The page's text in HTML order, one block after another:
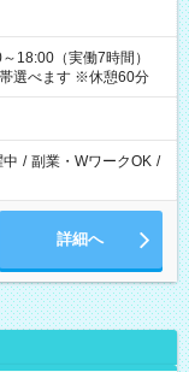
18:00（実働7時間）
選べます ※休憩60分
/ 副業・WワークOK /
詳細へ